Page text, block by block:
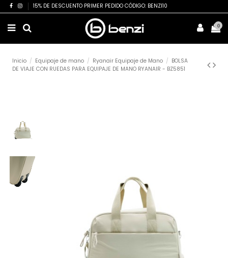
15% DE DESCUENTO PRIMER PEDIDO CÓDIGO: BENZI10
0
Inicio Equipaje de mano Ryanair Equipaje de Mano
BOLSA
DE VIAJE CON RUEDAS PARA EQUIPAJE DE MANO RYANAIR - BZ5851